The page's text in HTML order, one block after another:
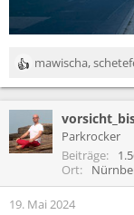
R
e
t
i
n
e
mawischa,
Parkrocker
Beiträge
Ort
19. Mai 2024